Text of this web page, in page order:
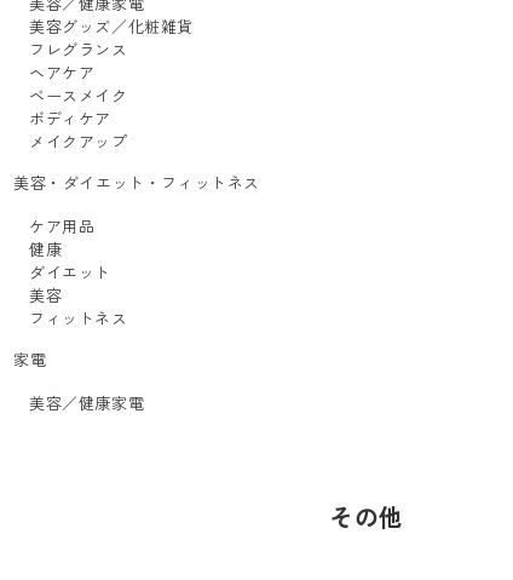
美容グッズ／化粧雑貨
フレグランス
ヘアケア
ベースメイク
ボディケア
メイクアップ
美容・ダイエット・フィットネス
ケア用品
健康
ダイエット
美容
フィットネス
家電
美容／健康家電
その他